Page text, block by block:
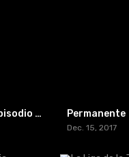
Star Wars: Episodio 8 – Los últimos Jedi (2017) [BR-RIP] [HD-1080p] Permanente
Dec. 15, 2017